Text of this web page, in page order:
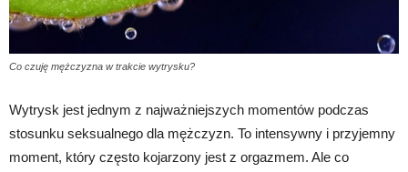
Co czuję mężczyzna w trakcie wytrysku?
Wytrysk jest jednym z najważniejszych momentów podczas
stosunku seksualnego dla mężczyzn. To intensywny i przyjemny
moment, który często kojarzony jest z orgazmem. Ale co